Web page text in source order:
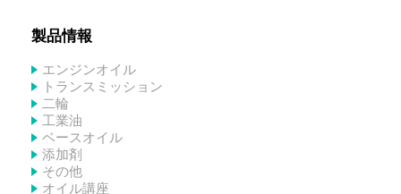
製品情報
エンジンオイル
トランスミッション
二輪
工業油
ベースオイル
添加剤
その他
オイル講座